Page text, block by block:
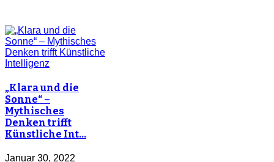
„Klara und die
Sonne“ –
Mythisches
Denken trifft
Künstliche Int…
Januar 30, 2022